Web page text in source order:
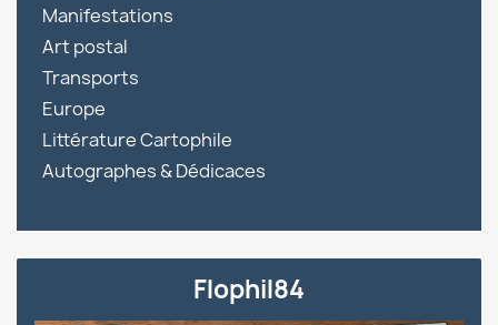
Manifestations
Art postal
Transports
Europe
Littérature Cartophile
Autographes & Dédicaces
Flophil84